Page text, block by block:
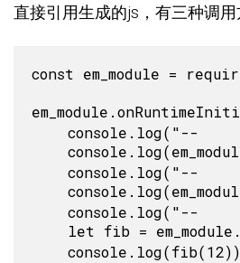
直接引用生成的js，有三种调用
const em_module =
console.log("--
console.log("--
console.log("--
let fib =